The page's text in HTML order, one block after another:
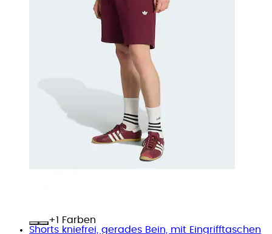
+
Farben
Shorts kniefrei, gerades Bein, mit Eingrifftaschen